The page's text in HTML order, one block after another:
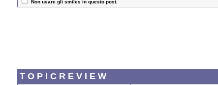
Non usare gli smiles in questo post.
T O P I C R E V I E W